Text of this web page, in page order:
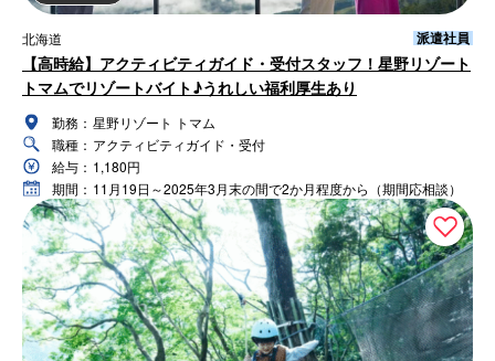
北海道 派遣社員
【高時給】アクティビティガイド・受付スタッフ！星野リゾート
トマムでリゾートバイト♪うれしい福利厚生あり
勤務： 星野リゾート トマム
職種： アクティビティガイド・受付
給与： 1,180円
期間： 11月19日～2025年3月末の間で2か月程度から（期間応相談）